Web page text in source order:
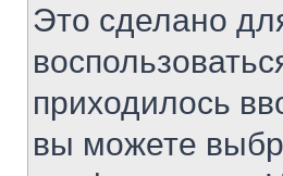
Это сделано
приходилось
вы можете